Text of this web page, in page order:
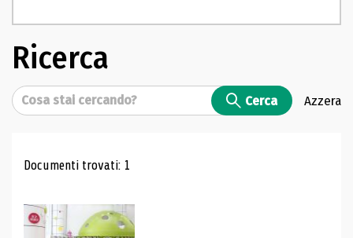
Ricerca
Cerca Cerca Azzera
Risultati di ricerca
Documenti trovati: 1